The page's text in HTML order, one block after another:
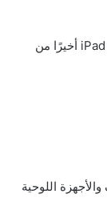
ويسهم الدمج في تعزيز القدرة التنافسية للأجهزة اللوحية، فقد تُنافس أجهزة Android اللوحية أجهزة iPad أخيرًا من
اللوحية